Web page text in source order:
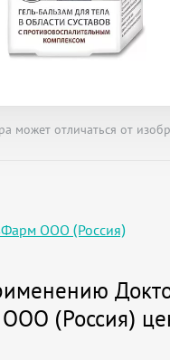
может отличаться от
ООО (Россия)
(Россия)